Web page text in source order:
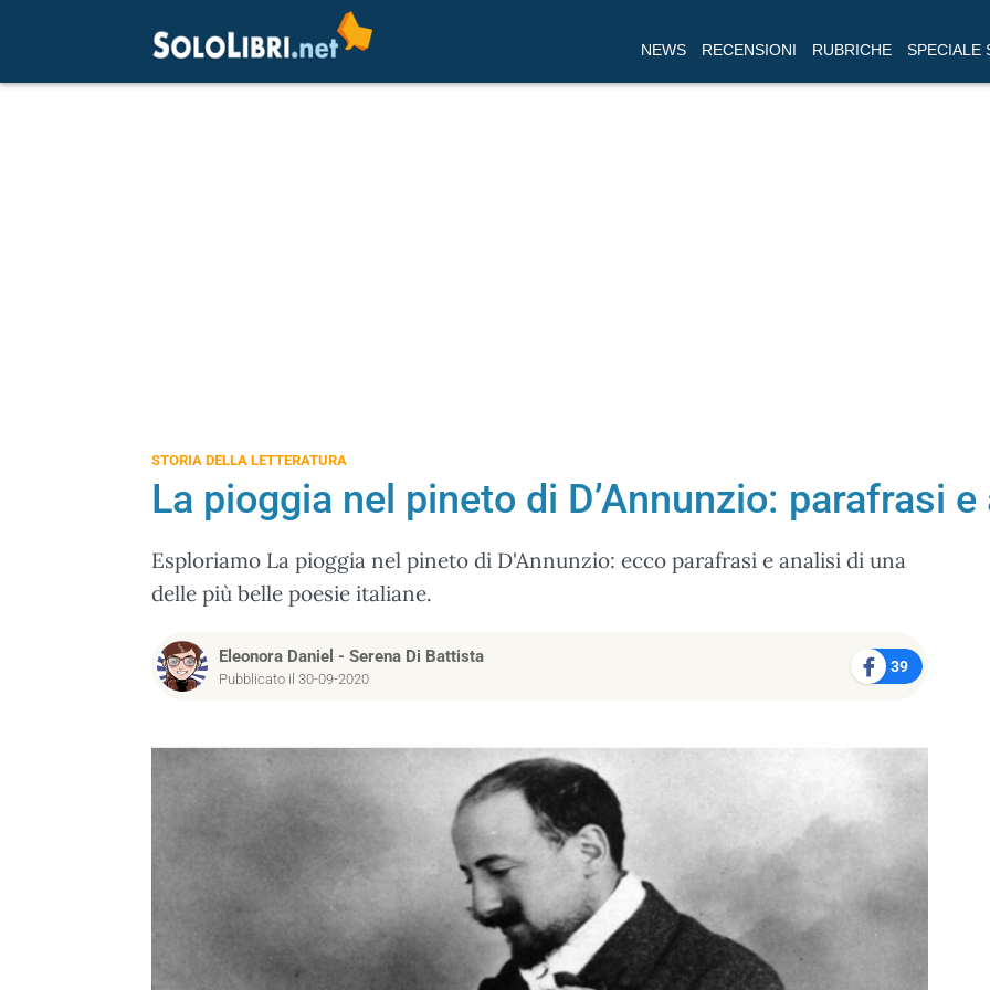
NEWS RECENSIONI RUBRICHE SPECIALE
STORIA DELLA LETTERATURA
La pioggia nel pineto di D’Annunzio: parafrasi e
Esploriamo La pioggia nel pineto di D'Annunzio: ecco parafrasi e analisi di una
delle più belle poesie italiane.
Eleonora Daniel - Serena Di Battista
Pubblicato il 30-09-2020
39